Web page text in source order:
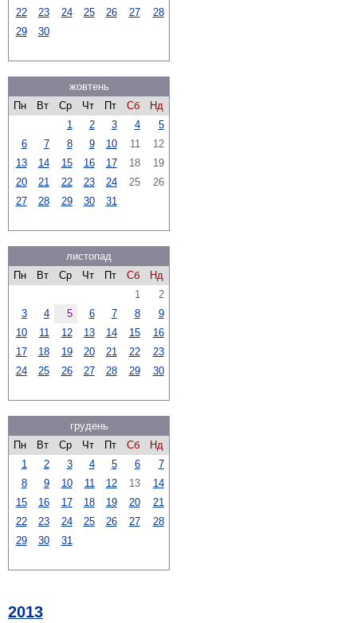
22 23 24 25 26 27
28
29
30
жовтень
Пн
Вт Ср Чт Пт Сб
Нд
1
2 3 4
5
6
7 8 9 10 11
12
13
14 15 16 17 18
19
20
21 22 23 24 25
26
27
28 29 30 31
листопад
Пн
Вт Ср Чт Пт Сб
Нд
1
2
3
4 5 6 7 8
9
10
11 12 13 14 15
16
17
18 19 20 21 22
23
24
25 26 27 28 29 30
грудень
Пн
Вт Ср Чт Пт Сб
Нд
1
2 3 4 5 6
7
8
9 10 11 12 13
14
15
16 17 18 19 20
21
22
23 24 25 26 27
28
29
30 31
2013